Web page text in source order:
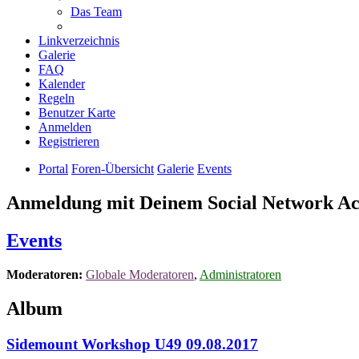
Das Team
Linkverzeichnis
Galerie
FAQ
Kalender
Regeln
Benutzer Karte
Anmelden
Registrieren
Portal Foren-Übersicht Galerie Events
Anmeldung mit Deinem Social Network
Events
Moderatoren: Globale Moderatoren, Administratoren
Album
Sidemount Workshop U49 09.08.2017